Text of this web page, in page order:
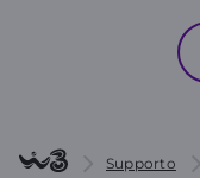
Supporto